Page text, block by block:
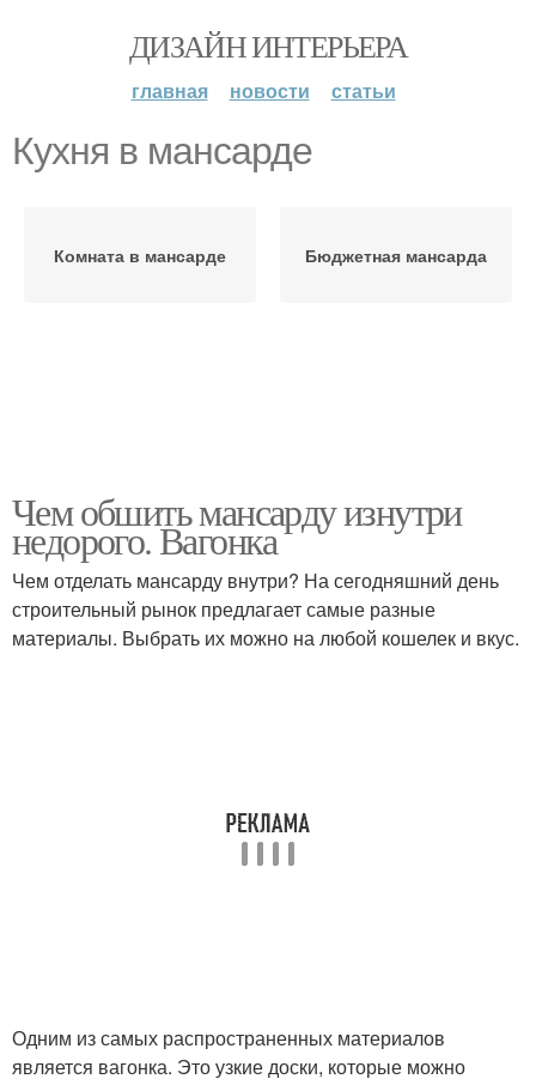
ДИЗАЙН ИНТЕРЬЕРА
главная новости статьи
Кухня в мансарде
Комната в мансарде Бюджетная мансарда
Чем обшить мансарду изнутри
недорого. Вагонка
Чем отделать мансарду внутри? На сегодняшний день
строительный рынок предлагает самые разные
материалы. Выбрать их можно на любой кошелек и вкус.
Одним из самых распространенных материалов
является вагонка. Это узкие доски, которые можно